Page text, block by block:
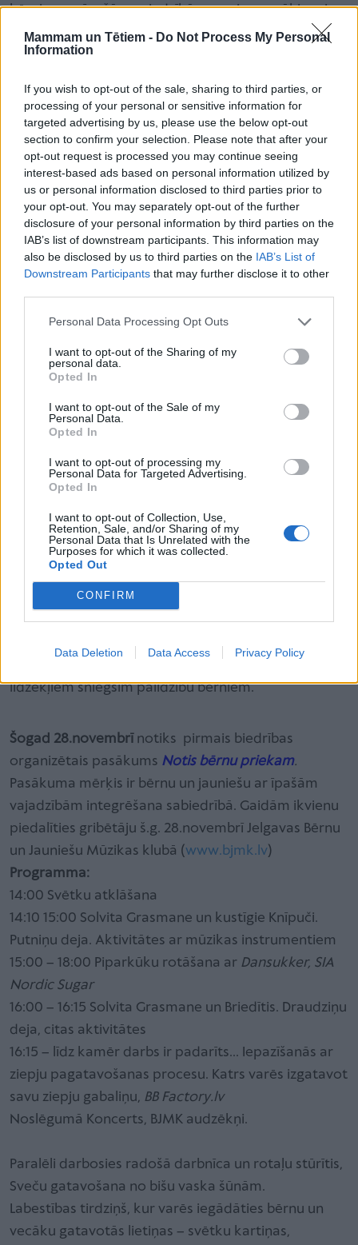
Mammam un Tētiem - Do Not Process My Personal
Information
If you wish to opt-out of the sale, sharing to third parties, or
processing of your personal or sensitive information for
targeted advertising by us, please use the below opt-out
section to confirm your selection. Please note that after your
opt-out request is processed you may continue seeing
interest-based ads based on personal information utilized by
us or personal information disclosed to third parties prior to
your opt-out. You may separately opt-out of the further
disclosure of your personal information by third parties on the
IAB’s list of downstream participants. This information may
also be disclosed by us to third parties on the IAB’s List of
Downstream Participants that may further disclose it to other
Personal Data Processing Opt Outs
I want to opt-out of the Sharing of my
personal data.
Opted In
I want to opt-out of the Sale of my
Personal Data.
Opted In
I want to opt-out of processing my
Personal Data for Targeted Advertising.
Opted In
I want to opt-out of Collection, Use,
Retention, Sale, and/or Sharing of my
Personal Data that Is Unrelated with the
Purposes for which it was collected.
Opted Out
CONFIRM
Data Deletion Data Access Privacy Policy
bērniem ar īpašām vajadzībām un viņu vecākiem ir
ļoti būtisks atbalsts, kas prasa daudz zināšanu,
pacietības, ieinteresētības un rūpju. Šī brīža apstākļi
mēs uzskatām, ka Bērniem ir ļoti svarīgi integrēties
sabiedrībā un līdzdarboties ar vienaudžiem.
Mēs zinām, ka šie bērni ir ļoti jūtīgi un viņu
pasaules uztvere ir daudz smalkāka nekā
pieaugušajiem vai bērniem, kam nav
attīstības traucējumu.
Ņemot vērā ierobežotos resursus, mēs sāksim
ieceres realizēšanu ar mazumiņu un ceram, ka laika
gaitā varēsim piesaistīt finansējumu, lai iekārtotu
kur būs pieejami nepieciešamie speciālisti, vietu, kur
justies labi, vietu, kur aicināsim draugus un
domubiedrus.
www.palidziberniem.lv), kur ikvienam ir iespēja
iegādāties bērnu un vecāku gatavotās ziemasvētku
kartiņas, dekorus un adventes vainagus. Šobrīd
esam veiksmīgi uzsākuši sadarbību ar divām skolām
— bērni ir priecīg,ka var palīdzēt citiem, izgatavojot
kartiņas. Visi iegūtie līdzekļi tiks izmantoti biedrības
līdzekļiem sniegsim palīdzību bērniem.
Šogad 28.novembrīnotiks pirmais biedrības
organizētais pasākums Notis bērnu priekam.
Pasākuma mērķis ir bērnu un jauniešu ar īpašām
vajadzībām integrēšana sabiedrībā. Gaidām ikvienu
piedalīties gribētāju š.g. 28.novembrī Jelgavas Bērnu
un Jauniešu Mūzikas klubā (www.bjmk.lv)
Programma:
14:00 Svētku atklāšana
14:10 15:00 Solvita Grasmane un kustīgie Knīpuči.
Putniņu deja. Aktivitātes ar mūzikas instrumentiem
15:00 – 18:00 Piparkūku rotāšana ar Dansukker, SIA
Nordic Sugar
16:00 – 16:15 Solvita Grasmane un Briedītis. Draudziņu
deja, citas aktivitātes
16:15 – līdz kamēr darbs ir padarīts... Iepazīšanās ar
ziepju pagatavošanas procesu. Katrs varēs izgatavot
savu ziepju gabaliņu, BB Factory.lv
Noslēgumā Koncerts, BJMK audzēkņi.
Paralēli darbosies radošā darbnīca un rotaļu stūrītis,
Sveču gatavošana no bišu vaska šūnām.
Labestības tirdziņš, kur varēs iegādāties bērnu un
vecāku gatavotās lietiņas – svētku kartiņas,